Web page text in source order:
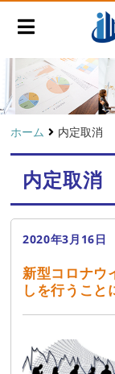
ホーム 内定取消
内定取消
2020年3月16日
新型コロナウ
しを行うこと